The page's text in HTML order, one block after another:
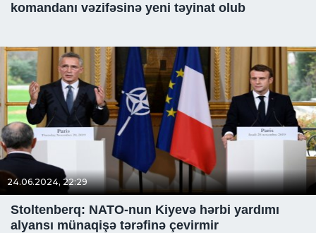
komandanı vəzifəsinə yeni təyinat olub
24.06.2024, 22:29
Stoltenberq: NATO-nun Kiyevə hərbi yardımı
alyansı münaqişə tərəfinə çevirmir